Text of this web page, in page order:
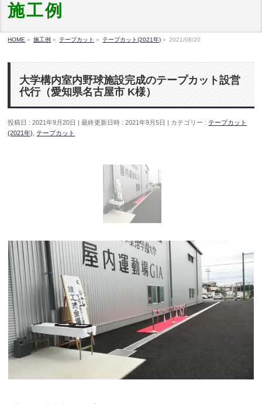
施工例
HOME » 施工例 » テープカット » テープカット(2021年) » 2021/08/20
大学構内室内野球施設完成のテープカット設営
代行（愛知県名古屋市 K様）
投稿日 : 2021年9月20日 最終更新日時 : 2021年9月5日 カテゴリー :テープカット
(2021年) ,テープカット